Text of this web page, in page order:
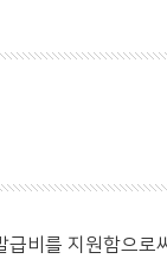
비를 지원함으로